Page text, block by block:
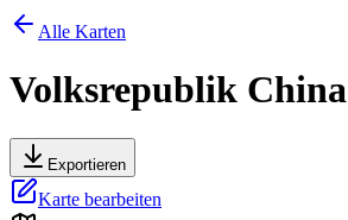
Alle Karten
Volksrepublik China
Exportieren
Karte bearbeiten